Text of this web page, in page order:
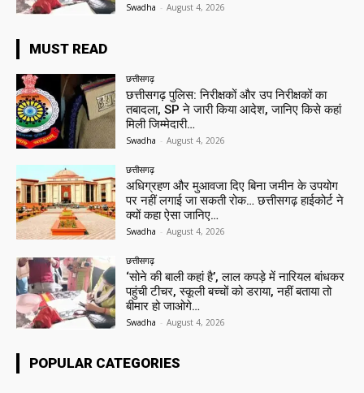
Swadha - August 4, 2026
MUST READ
छत्तीसगढ़
छत्तीसगढ़ पुलिस: निरीक्षकों और उप निरीक्षकों का
तबादला, SP ने जारी किया आदेश, जानिए किसे कहां
मिली जिम्मेदारी…
Swadha - August 4, 2026
छत्तीसगढ़
अधिग्रहण और मुआवजा दिए बिना जमीन के उपयोग
पर नहीं लगाई जा सकती रोक… छत्तीसगढ़ हाईकोर्ट ने
क्यों कहा ऐसा जानिए…
Swadha - August 4, 2026
छत्तीसगढ़
‘सोने की बाली कहां है’, लाल कपड़े में नारियल बांधकर
पहुंची टीचर, स्कूली बच्चों को डराया, नहीं बताया तो
बीमार हो जाओगे…
Swadha - August 4, 2026
POPULAR CATEGORIES